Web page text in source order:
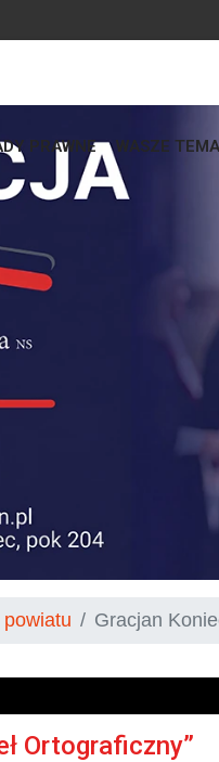
PRAWNE WASZE
Gracjan
Ortograficzny”